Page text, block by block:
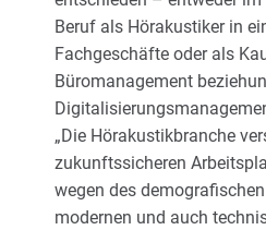
Beruf als Hörakustiker in
Fachgeschäfte oder als
Büromanagement
„Die Hörakustikbranche
zukunftssicheren
wegen des
modernen und auch